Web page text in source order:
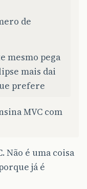
de
mesmo pega
mais dai
prefere
MVC com
Não é uma coisa
já é